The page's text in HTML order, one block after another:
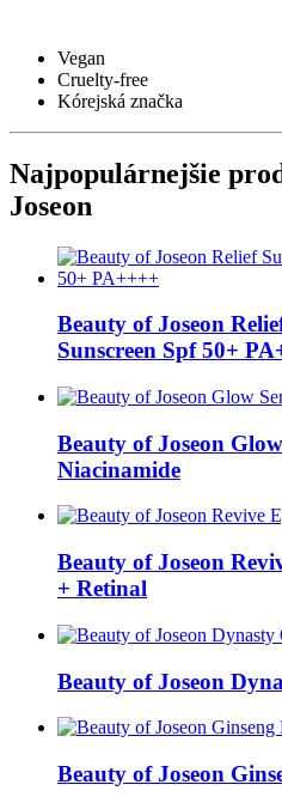
Vegan
Cruelty-free
Kórejská značka
Najpopulárnejšie
Joseon
Beauty of Joseon
Sunscreen Spf 50+
Beauty of Joseon
Niacinamide
Beauty of Joseon
+ Retinal
Beauty of Joseon
Beauty of Joseon